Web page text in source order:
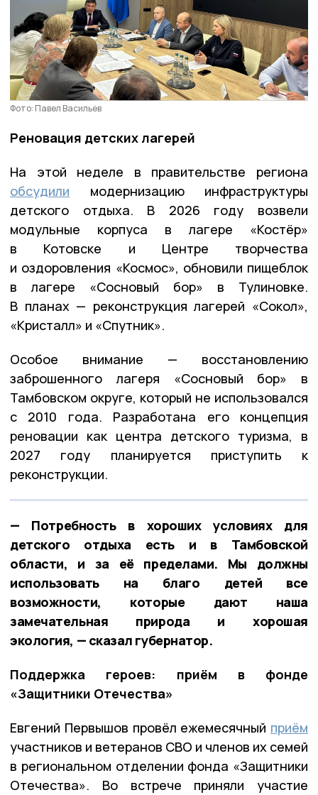
Фото: Павел Васильев
Реновация детских лагерей
На этой неделе в правительстве региона
обсудили модернизацию инфраструктуры
детского отдыха. В 2026 году возвели
модульные корпуса в лагере «Костёр»
в Котовске и Центре творчества
и оздоровления «Космос», обновили пищеблок
в лагере «Сосновый бор» в Тулиновке.
В планах — реконструкция лагерей «Сокол»,
«Кристалл» и «Спутник».
Особое внимание — восстановлению
заброшенного лагеря «Сосновый бор» в
Тамбовском округе, который не использовался
с 2010 года. Разработана его концепция
реновации как центра детского туризма, в
2027 году планируется приступить к
реконструкции.
— Потребность в хороших условиях для
детского отдыха есть и в Тамбовской
области, и за её пределами. Мы должны
использовать на благо детей все
возможности, которые дают наша
замечательная природа и хорошая
экология, — сказал губернатор.
Поддержка героев: приём в фонде
«Защитники Отечества»
Евгений Первышов провёл ежемесячный приём
участников и ветеранов СВО и членов их семей
в региональном отделении фонда «Защитники
Отечества». Во встрече приняли участие